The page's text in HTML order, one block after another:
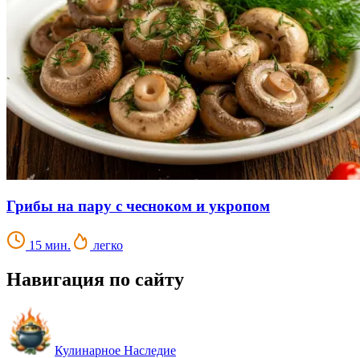
Грибы на пару с чесноком и укропом
15 мин. легко
Навигация по сайту
Кулинарное Наследие